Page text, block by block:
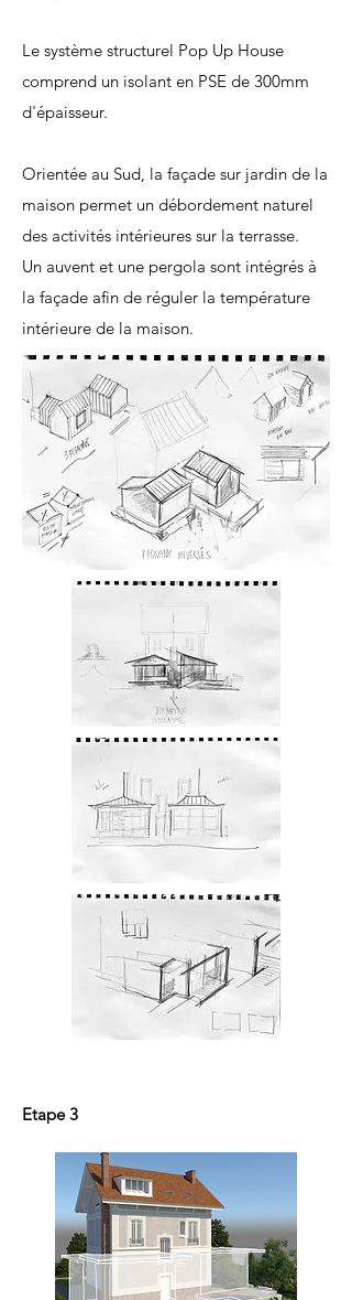
Le système structurel Pop Up House
comprend un isolant en PSE de 300mm
d'épaisseur.
Orientée au Sud, la façade sur jardin de la
maison permet un débordement naturel
des activités intérieures sur la terrasse.
Un auvent et une pergola sont intégrés à
la façade afin de réguler la température
intérieure de la maison.
Etape 3